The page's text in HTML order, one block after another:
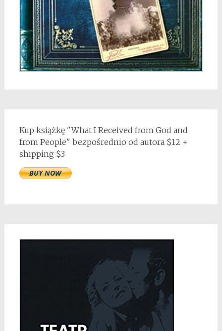
Kup książkę "What I Received from God and
from People" bezpośrednio od autora $12 +
shipping $3